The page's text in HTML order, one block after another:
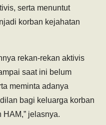
serta menuntut
korban kejahatan
rekan-rekan aktivis
saat ini belum
meminta adanya
bagi keluarga korban
jelasnya.